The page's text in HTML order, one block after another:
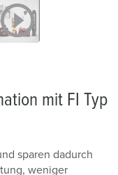
mit FI Typ
sparen dadurch
weniger